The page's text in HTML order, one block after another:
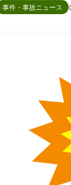
事件・事故ニュース